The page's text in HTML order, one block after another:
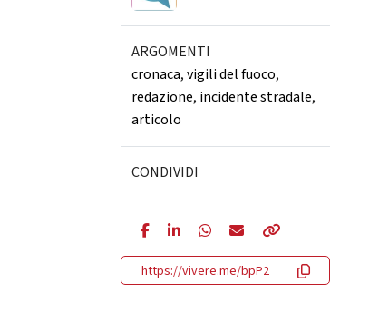
ARGOMENTI
cronaca,vigili del fuoco,
redazione, incidente stradale,
articolo
CONDIVIDI
https://vivere.me/bpP2